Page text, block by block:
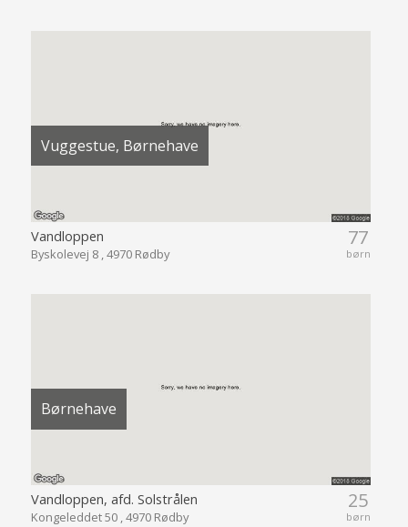
Vuggestue, Børnehave
77
børn
Vandloppen
Byskolevej 8 , 4970 Rødby
Børnehave
25
børn
Vandloppen, afd. Solstrålen
Kongeleddet 50 , 4970 Rødby